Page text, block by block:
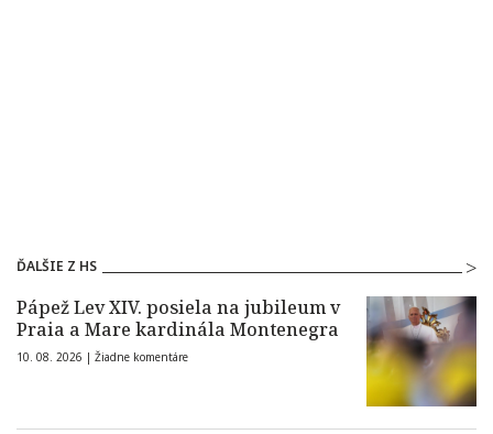
ĎALŠIE Z HS
Pápež Lev XIV. posiela na jubileum v
Praia a Mare kardinála Montenegra
10. 08. 2026 | Žiadne komentáre